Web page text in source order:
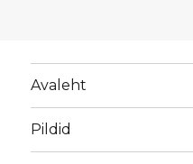
Avaleht
Pildid